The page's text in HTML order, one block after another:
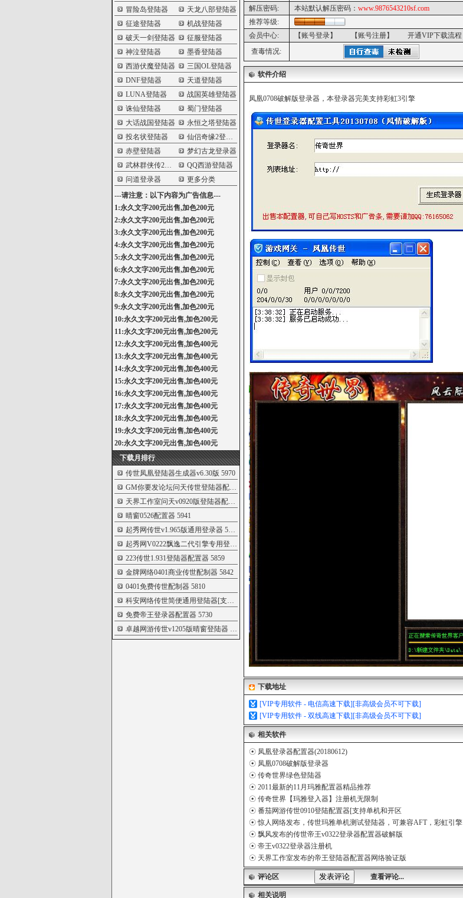
冒险岛登陆器
天龙八部登陆器
征途登陆器
机战登陆器
破天一剑登陆器
征服登陆器
神泣登陆器
墨香登陆器
西游伏魔登陆器
三国OL登陆器
DNF登陆器
天道登陆器
LUNA登陆器
战国英雄登陆器
诛仙登陆器
蜀门登陆器
大话战国登陆器
永恒之塔登陆器
投名状登陆器
仙侣奇缘2登陆器
赤壁登陆器
梦幻古龙登录器
武林群侠传2登陆器
QQ西游登陆器
问道登录器
更多分类
---请注意：以下内容为广告信息---
1:永久文字200元出售,加色200元
2:永久文字200元出售,加色200元
3:永久文字200元出售,加色200元
4:永久文字200元出售,加色200元
5:永久文字200元出售,加色200元
6:永久文字200元出售,加色200元
7:永久文字200元出售,加色200元
8:永久文字200元出售,加色200元
9:永久文字200元出售,加色200元
10:永久文字200元出售,加色200元
11:永久文字200元出售,加色200元
12:永久文字200元出售,加色400元
13:永久文字200元出售,加色400元
14:永久文字200元出售,加色400元
15:永久文字200元出售,加色400元
16:永久文字200元出售,加色400元
17:永久文字200元出售,加色400元
18:永久文字200元出售,加色400元
19:永久文字200元出售,加色400元
20:永久文字200元出售,加色400元
下载月排行
传世凤凰登陆器生成器v6.30版 5970
GM你要发论坛问天传世登陆器配置器 v10
5953
天界工作室问天v0920版登陆器配置器
5950
晴窗0526配置器5941
起秀网传世v1.965版通用登录器5927
起秀网V0222飘逸二代引擎专用登录器配置
223传世1.931登陆器配置器5859
金牌网络0401商业传世配制器5842
0401免费传世配制器5810
科安网络传世简便通用登陆器[支持v1.96
5762
免费帝王登录器配置器5730
卓越网游传世v1205版晴窗登陆器5704
解压密码:
本站默认解压密码： www.9876543210sf.com
推荐等级:
会员中心:
【账号登录】 【账号注册】
开通VIP下载流程
查毒情况:
软件介绍
凤凰0708破解版登录器，本登录器完美支持彩虹3引擎
下载地址
[VIP专用软件 - 电信高速下载][非高级会员不可下载]
[VIP专用软件 - 双线高速下载][非高级会员不可下载]
相关软件
☉ 凤凰登录器配置器(20180612)
☉ 凤凰0708破解版登录器
☉ 传奇世界绿色登陆器
☉ 2011最新的11月玛雅配置器精品推荐
☉ 传奇世界【玛雅登入器】注册机无限制
☉ 番茄网游传世0910登陆配置器[支持单机和开区
☉惊人网络发布，传世玛雅单机测试登陆器，可兼容AFT，彩虹引擎
☉ 飘风发布的传世帝王v0322登录器配置器破解版
☉ 帝王v0322登录器注册机
☉ 天界工作室发布的帝王登陆器配置器网络验证版
评论区 查看评论...
相关说明